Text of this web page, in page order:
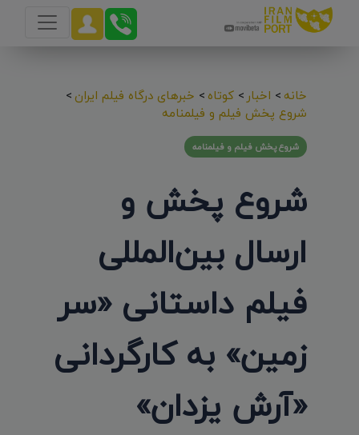
خانه> اخبار> کوتاه> خبرهای درگاه فیلم ایران>
شروع پخش فیلم و فیلمنامه
شروع پخش فیلم و فیلمنامه
شروع پخش و
ارسال بین‌المللی
فیلم داستانی «سر
زمین» به کارگردانی
«آرش یزدان»